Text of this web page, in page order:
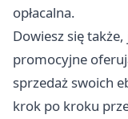
opłacalna.
Dowiesz się
promocyjne
sprzedaż swoich
krok po kroku